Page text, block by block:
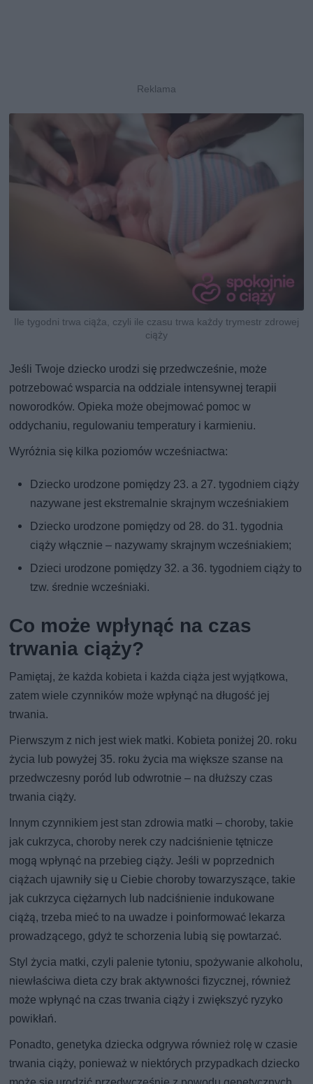
Ile tygodni trwa ciąża, czyli ile czasu trwa każdy trymestr zdrowej
ciąży
Jeśli Twoje dziecko urodzi się przedwcześnie, może
potrzebować wsparcia na oddziale intensywnej terapii
noworodków. Opieka może obejmować pomoc w
oddychaniu, regulowaniu temperatury i karmieniu.
Wyróżnia się kilka poziomów wcześniactwa:
Dziecko urodzone pomiędzy 23. a 27. tygodniem ciąży
nazywane jest ekstremalnie skrajnym wcześniakiem
Dziecko urodzone pomiędzy od 28. do 31. tygodnia
ciąży włącznie – nazywamy skrajnym wcześniakiem;
Dzieci urodzone pomiędzy 32. a 36. tygodniem ciąży to
tzw. średnie wcześniaki.
Co może wpłynąć na czas
trwania ciąży?
Pamiętaj, że każda kobieta i każda ciąża jest wyjątkowa,
zatem wiele czynników może wpłynąć na długość jej
trwania.
Pierwszym z nich jest wiek matki. Kobieta poniżej 20. roku
życia lub powyżej 35. roku życia ma większe szanse na
przedwczesny poród lub odwrotnie – na dłuższy czas
trwania ciąży.
Innym czynnikiem jest stan zdrowia matki – choroby, takie
jak cukrzyca, choroby nerek czy nadciśnienie tętnicze
mogą wpłynąć na przebieg ciąży. Jeśli w poprzednich
ciążach ujawniły się u Ciebie choroby towarzyszące, takie
jak cukrzyca ciężarnych lub nadciśnienie indukowane
ciążą, trzeba mieć to na uwadze i poinformować lekarza
prowadzącego, gdyż te schorzenia lubią się powtarzać.
Styl życia matki, czyli palenie tytoniu, spożywanie alkoholu,
niewłaściwa dieta czy brak aktywności fizycznej, również
może wpłynąć na czas trwania ciąży i zwiększyć ryzyko
powikłań.
Ponadto, genetyka dziecka odgrywa również rolę w czasie
trwania ciąży, ponieważ w niektórych przypadkach dziecko